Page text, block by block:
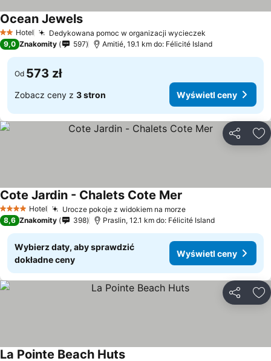
2 Kategoria
Hotel Dedykowana pomoc w organizacji wycieczek
Ocean Jewels
9,0 Znakomity 597 Amitié, 19.1 km do: Félicité Island
Od 573 zł
Zobacz ceny z 3 stron Wyświetl ceny
4 KategoriaHotel Urocze pokoje z widokiem na morze
Cote Jardin - Chalets Cote Mer
8,6 Znakomity 398 Praslin, 12.1 km do: Félicité Island
Wybierz daty, aby sprawdzić
dokładne ceny
Wyświetl ceny
La Pointe Beach Huts